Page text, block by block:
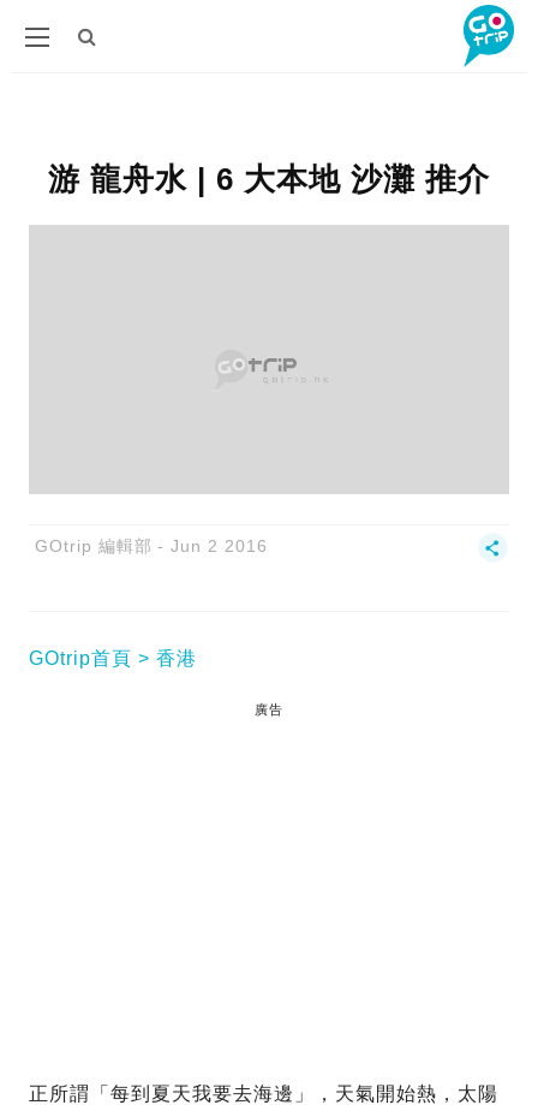
游 龍舟水 | 6 大本地 沙灘 推介
GOtrip 編輯部 Jun 2 2016
GOtrip首頁 香港
廣告
正所謂「每到夏天我要去海邊」，天氣開始熱，太陽